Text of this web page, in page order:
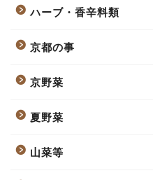
ハーブ・香辛料類
京都の事
京野菜
夏野菜
山菜等